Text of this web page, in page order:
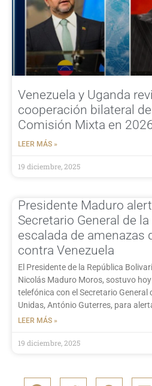
Venezuela y Uganda
cooperación bilateral
Comisión Mixta en
LEER MÁS »
19 diciembre, 2025
Presidente Maduro
Secretario General de
escalada de amenazas
contra Venezuela
El Presidente de la República
Nicolás Maduro Moros, sostuvo
telefónica con el Secretario General
Unidas, António Guterres, para
LEER MÁS »
19 diciembre, 2025